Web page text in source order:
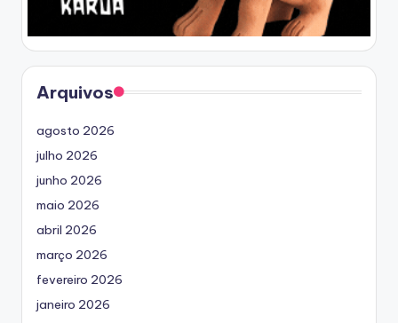
Arquivos
agosto 2026
julho 2026
junho 2026
maio 2026
abril 2026
março 2026
fevereiro 2026
janeiro 2026